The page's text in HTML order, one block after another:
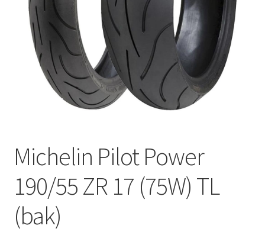
Michelin Pilot Power
190/55 ZR 17 (75W) TL
(bak)